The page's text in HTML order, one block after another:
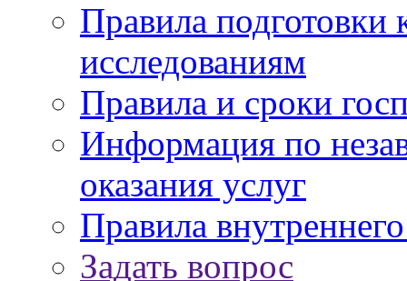
Правила подготовки
исследованиям
Правила и сроки
Информация по
оказания услуг
Правила
Задать вопрос